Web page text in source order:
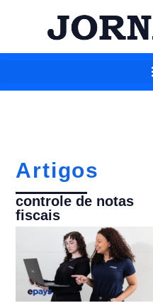
Artigos
controle de notas
fiscais